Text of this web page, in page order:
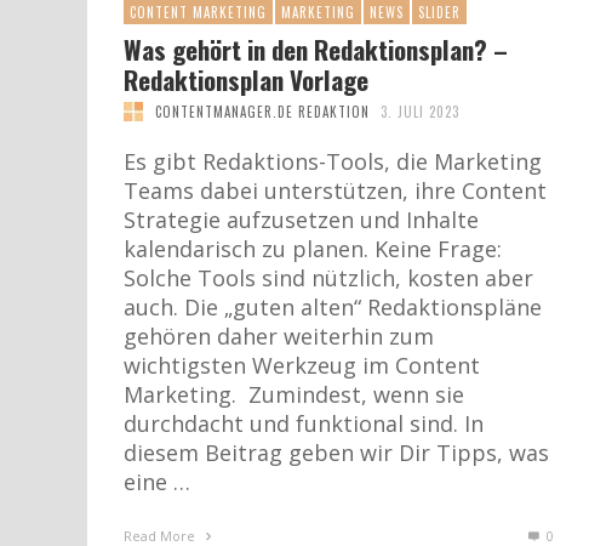
CONTENT MARKETING MARKETING NEWS SLIDER
Was gehört in den Redaktionsplan? –
Redaktionsplan Vorlage
CONTENTMANAGER.DE REDAKTION 3. JULI 2023
Es gibt Redaktions-Tools, die Marketing
Teams dabei unterstützen, ihre Content
Strategie aufzusetzen und Inhalte
kalendarisch zu planen. Keine Frage:
Solche Tools sind nützlich, kosten aber
auch. Die „guten alten“ Redaktionspläne
gehören daher weiterhin zum
wichtigsten Werkzeug im Content
Marketing. Zumindest, wenn sie
durchdacht und funktional sind. In
diesem Beitrag geben wir Dir Tipps, was
eine …
Read More 0